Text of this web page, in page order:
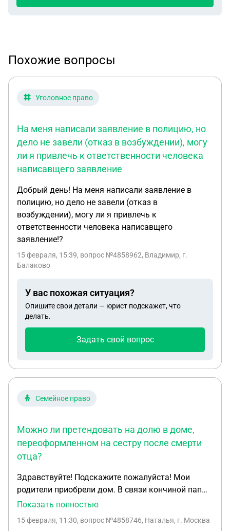
Похожие вопросы
Уголовное право
На меня написали заявление в полицию, но
дело не завели (отказ в возбуждении), могу
ли я привлечь к ответственности человека
написавщего заявление
Добрый день! На меня написали заявление в
полицию, но дело не завели (отказ в
возбуждении), могу ли я привлечь к
ответственности человека написавщего
заявление!?
15 февраля, 15:39, вопрос №4858962, Владимир, г.
Балаково
У вас похожая ситуация?
Опишите свои детали — юрист подскажет, что
делать.
Задать свой вопрос
Семейное право
Можно ли претендовать на долю в доме,
переоформленном на сестру после смерти
отца?
Здравствуйте! Подскажите пожалуйста! Мои
родители приобрели дом. В связи кончиной папы,
появился долг и мама в темпе оформила дом на
я нет) остались при своих интересах. Вопрос
Показать полностью
15 февраля, 11:30, вопрос №4858746, Наталья, г. Москва